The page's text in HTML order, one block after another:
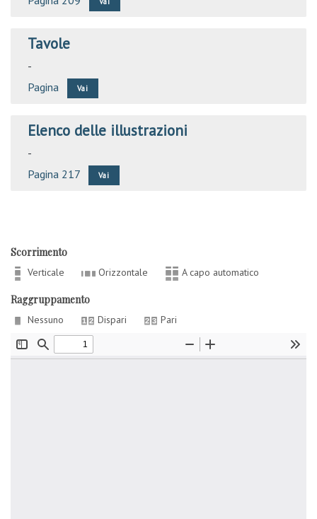
Tavole
-
Pagina
Vai
Elenco delle illustrazioni
-
Pagina 217
Vai
Scorrimento
Verticale Orizzontale A capo automatico
Raggruppamento
Nessuno Dispari Pari